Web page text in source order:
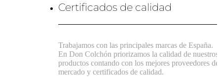
Certificados de calidad
Trabajamos con las principales marcas de España.
En Don Colchón priorizamos la calidad de nuestros
productos contando con los mejores proveedores del
mercado y certificados de calidad.